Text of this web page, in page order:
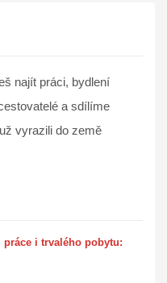
najít práci, bydlení
a sdílíme
vyrazili do země
i trvalého pobytu: